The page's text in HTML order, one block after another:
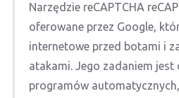
Narzędzie reCAPTCHA
oferowane przez Google,
internetowe przed botami i
atakami. Jego zadaniem
programów